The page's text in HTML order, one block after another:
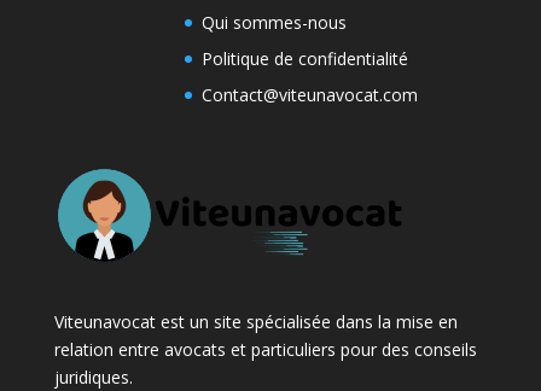
Qui sommes-nous
Politique de confidentialité
Contact@viteunavocat.com
Viteunavocat est un site spécialisée dans la mise en
relation entre avocats et particuliers pour des conseils
juridiques.